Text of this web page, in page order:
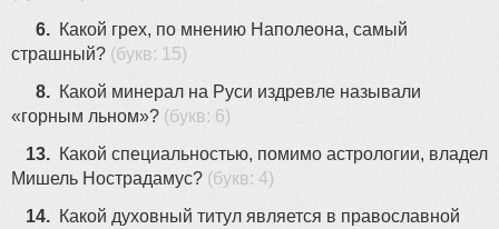
6
6. Какой грех, по мнению Наполеона, самый
страшный? (букв: 15)
8. Какой минерал на Руси издревле называли
«горным льном»? (букв: 6)
13. Какой специальностью, помимо астрологии, владел
Мишель Нострадамус? (букв: 4)
14. Какой духовный титул является в православной